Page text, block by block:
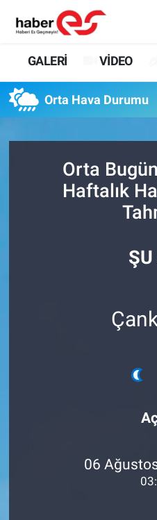
GALERİ VİDEO
Orta Hava Durumu
Orta
Haftalık
06
GALERİ
GÜNDEM
SİYASET
Eskişehir Nöbetçi
Süper Lig Puan
Tüm Manşetler